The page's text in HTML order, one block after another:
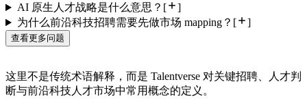
AI 原生人才战略是什么意思？ [
]
为什么前沿科技招聘需要先做市场 mapping？ [ ]
查看更多问题
这里不是传统术语解释，而是 Talentverse 对关键招聘、人才判
断与前沿科技人才市场中常用概念的定义。